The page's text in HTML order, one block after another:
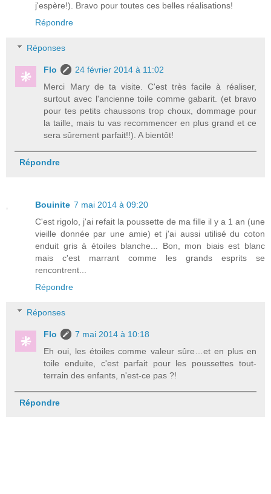
j'espère!). Bravo pour toutes ces belles réalisations!
Répondre
Réponses
Flo
24 février 2014 à 11:02
Merci Mary de ta visite. C'est très facile à réaliser,
surtout avec l'ancienne toile comme gabarit. (et bravo
pour tes petits chaussons trop choux, dommage pour
la taille, mais tu vas recommencer en plus grand et ce
sera sûrement parfait!!). A bientôt!
Répondre
Bouinite 7 mai 2014 à 09:20
C'est rigolo, j'ai refait la poussette de ma fille il y a 1 an (une
vieille donnée par une amie) et j'ai aussi utilisé du coton
enduit gris à étoiles blanche... Bon, mon biais est blanc
mais c'est marrant comme les grands esprits se
rencontrent...
Répondre
Réponses
Flo
7 mai 2014 à 10:18
Eh oui, les étoiles comme valeur sûre…et en plus en
toile enduite, c'est parfait pour les poussettes tout-
terrain des enfants, n'est-ce pas ?!
Répondre